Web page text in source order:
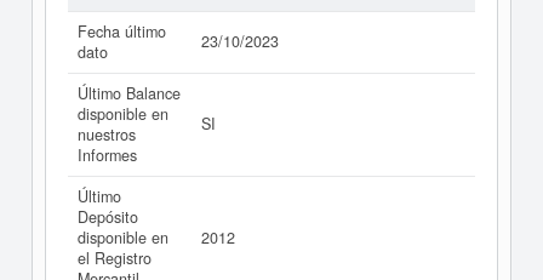
Fecha último
dato
23/10/2023
Último Balance
disponible en
nuestros
Informes
SI
Último
Depósito
disponible en
el Registro
2012